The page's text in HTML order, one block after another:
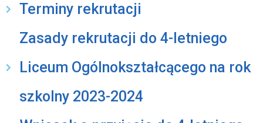
Terminy rekrutacji
Zasady rekrutacji do 4-letniego
Liceum Ogólnokształcącego na rok
szkolny 2023-2024